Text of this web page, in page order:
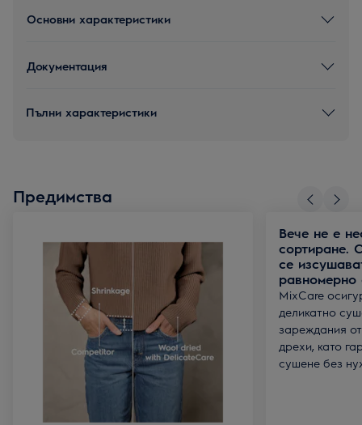
Основни характеристики
Документация
Пълни характеристики
Предимства
Вече не е
сортиране.
се
равномерно
MixCare
деликатно
зареждания
дрехи, като
сушене без